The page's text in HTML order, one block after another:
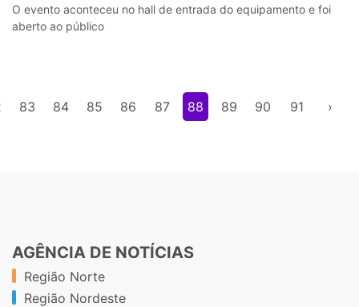
O evento aconteceu no hall de entrada do equipamento e foi
aberto ao público
83 84 85 86 87 88 89 90 91 ›
AGÊNCIA DE NOTÍCIAS
Região Norte
Região Nordeste